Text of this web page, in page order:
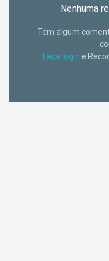
Nenhuma
Tem algum
Faça login e